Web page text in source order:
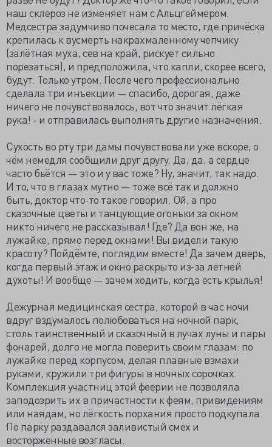
наш склероз не изменяет нам с Альцгеймером.
Медсестра задумчиво почесала то место, где причёска
крепилась к вусмерть накрахмаленному чепчику
(залётная муха, сев на край, рискует сильно
порезаться), и предположила, что капли, скорее всего,
будут. Только утром. После чего профессионально
сделала три инъекции — спасибо, дорогая, даже
ничего не почувствовалось, вот что значит лёгкая
рука! - и отправилась выполнять другие назначения.
Сухость во рту три дамы почувствовали уже вскоре, о
чём немедля сообщили друг другу. Да, да, а сердце
часто бьётся — это и у вас тоже? Ну, значит, так надо.
И то, что в глазах мутно — тоже всё так и должно
быть, доктор что-то такое говорил. Ой, а про
сказочные цветы и танцующие огоньки за окном
никто ничего не рассказывал! Где? Да вон же, на
лужайке, прямо перед окнами! Вы видели такую
красоту? Пойдёмте, поглядим вместе! Да зачем дверь,
когда первый этаж и окно раскрыто из-за летней
духоты! И вообще — зачем ходить, когда есть крылья!
Дежурная медицинская сестра, которой в час ночи
вдруг вздумалось полюбоваться на ночной парк,
столь таинственный и сказочный в лучах луны и пары
фонарей, долго не могла поверить своим глазам: по
лужайке перед корпусом, делая плавные взмахи
руками, кружили три фигуры в ночных сорочках.
Комплекция участниц этой феерии не позволяла
заподозрить их в причастности к феям, привидениям
или наядам, но лёгкость порхания просто подкупала.
По парку раздавался заливистый смех и
восторженные возгласы.